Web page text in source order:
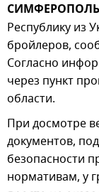
Республику из
бройлеров,
Согласно
через пункт
области.
При досмотре
документов,
безопасности
нормативам, у